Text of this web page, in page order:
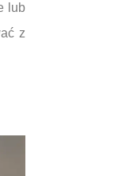
lub
z